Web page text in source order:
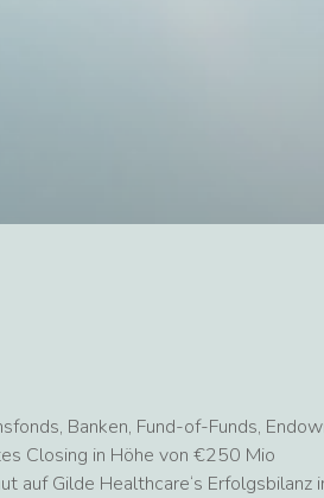
Banken, Fund-of-Funds,
Closing in Höhe von €250 Mio
auf Gilde Healthcare‘s Erfolgsbilanz